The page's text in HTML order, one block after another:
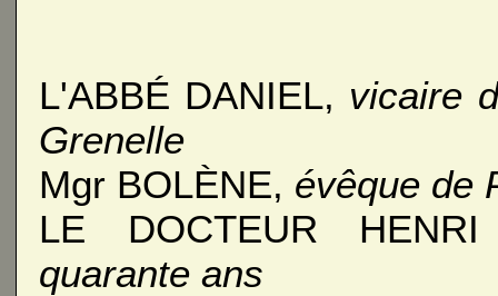
L'ABBÉ DANIEL, vicaire
Grenelle
Mgr BOLÈNE, évêque de
LE DOCTEUR
quarante ans